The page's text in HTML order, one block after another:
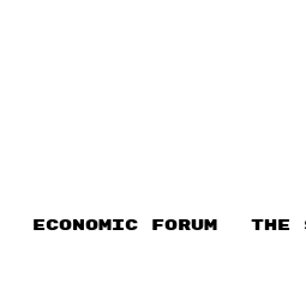
ECONOMIC FORUM THE